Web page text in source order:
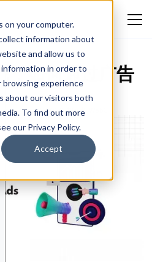
on your computer.
information about
and allow us to
in order to
browsing experience
about our visitors both
To find out more
our Privacy Policy.
Accept
：如何通过广告
July 23, 2026 加密和 Web3